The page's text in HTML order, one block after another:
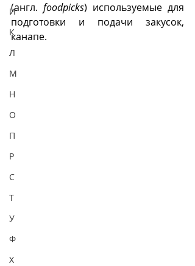
И
К
Л
М
Н
О
П
Р
С
Т
У
Ф
Х
(англ. foodpicks) используемые для
подготовки и подачи закусок,
канапе.